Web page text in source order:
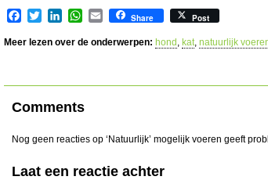
Facebook
TwitterLinkedInWhatsApp
EmailShare Post
Meer lezen over de onderwerpen: hond, kat, natuurlijk
Comments
Nog geen reacties op ‘Natuurlijk’ mogelijk voeren geeft
Laat een reactie achter